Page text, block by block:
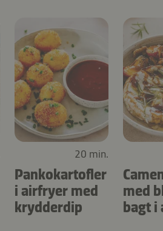
20 min.
Pankokartofler
i airfryer med
krydderdip
med
bagt i